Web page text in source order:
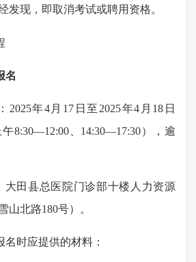
发现，即取消考试或聘用资格。
名
： 2025年4月17日至2025年4月18日
午8:30—12:00、14:30—17:30），逾
大田县总医院门诊部十楼人力资源
山北路180号）。
名时应提供的材料：